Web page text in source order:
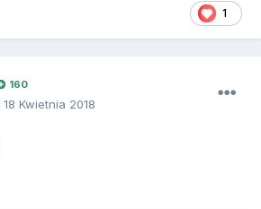
1
160
18 Kwietnia 2018